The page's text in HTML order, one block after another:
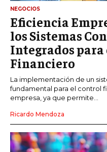
NEGOCIOS
Eficiencia
los Sistemas
Integrados
Financiero
La implementación de un
fundamental para el control
empresa, ya que permite...
Ricardo Mendoza